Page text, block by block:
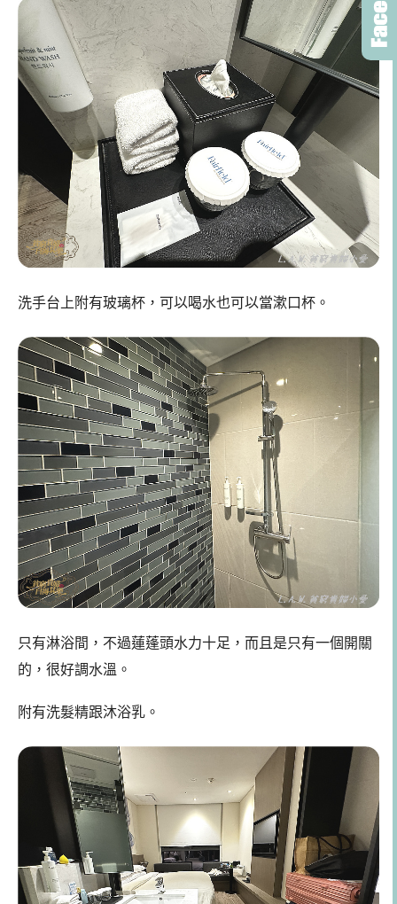
洗手台上附有玻璃杯，可以喝水也可以當漱口杯。
只有淋浴間，不過蓮蓬頭水力十足，而且是只有一個開關
的，很好調水溫。
附有洗髮精跟沐浴乳。